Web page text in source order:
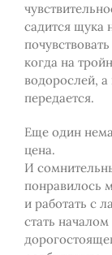
садится щука
когда на
водорослей,
передается.
Еще один
цена.
И
понравилось
и работать с
стать началом